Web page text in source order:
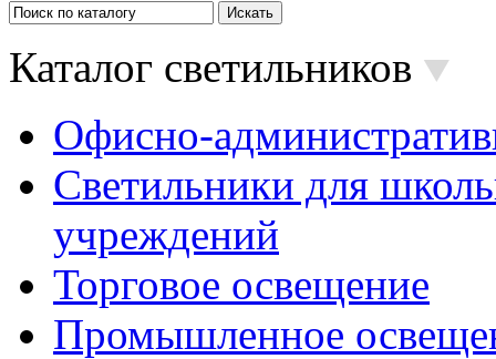
Каталог светильников
Офисно-
Светильники для
учреждений
Торговое освещение
Промышленное